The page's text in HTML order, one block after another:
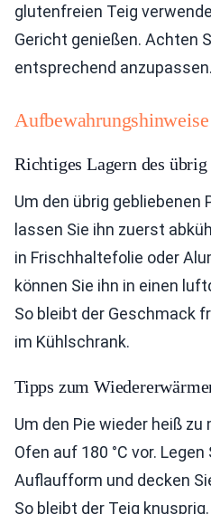
glutenfreien Teig
Gericht genießen. Achten
entsprechend anzupassen.
Aufbewahrungshinweise
Richtiges Lagern des übrig
Um den übrig gebliebenen
lassen Sie ihn zuerst
in Frischhaltefolie oder
können Sie ihn in einen
So bleibt der Geschmack
im Kühlschrank.
Tipps zum
Um den Pie wieder heiß zu
Ofen auf 180 °C vor.
Auflaufform und decken
So bleibt der Teig